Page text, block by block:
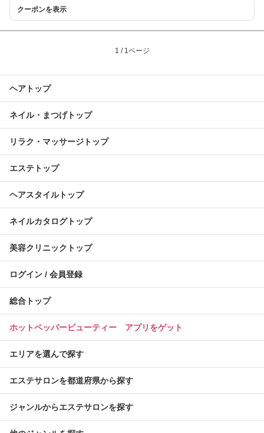
クーポンを表示
1 / 1ページ
ヘアトップ
ネイル・まつげトップ
リラク・マッサージトップ
エステトップ
ヘアスタイルトップ
ネイルカタログトップ
美容クリニックトップ
ログイン / 会員登録
総合トップ
ホットペッパービューティー アプリをゲット
エリアを選んで探す
エステサロンを都道府県から探す
ジャンルからエステサロンを探す